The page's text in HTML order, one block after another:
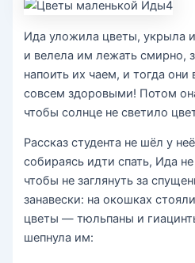
Ида уложила цветы, укрыла
и велела им лежать смирно,
напоить их чаем, и тогда
совсем здоровыми! Потом
чтобы солнце не светило
Рассказ студента не шёл у
собираясь идти спать, Ида
чтобы не заглянуть за
занавески: на окошках
цветы — тюльпаны и
шепнула им: